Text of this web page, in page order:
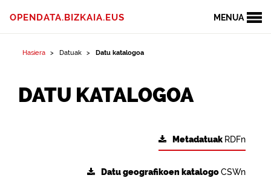
MENUA
OPENDATA.BIZKAIA.EUS
Hasiera Datuak Datu katalogoa
DATU KATALOGOA
Metadatuak RDFn
Datu geografikoen katalogoCSWn